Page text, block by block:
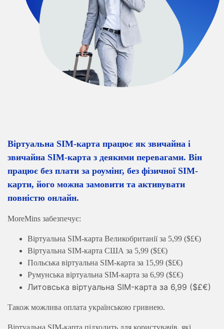
Віртуальна SIM-карта працює як звичайна і
звичайна SIM-карта з деякими перевагами. Він
працює без плати за роумінг, без фізичної SIM-
карти, його можна замовити та активувати
повністю онлайн.
MoreMins забезпечує:
Віртуальна SIM-карта Великобританії за 5,99 ($£€)
Віртуальна SIM-карта США за 5,99 ($£€)
Польська віртуальна SIM-карта за 15,99 ($£€)
Румунська віртуальна SIM-карта за 6,99 ($£€)
Литовська віртуальна SIM-карта за 6,99 ($£€)
Також можлива оплата українською гривнею.
Віртуальна SIM-карта підходить для користувачів, які